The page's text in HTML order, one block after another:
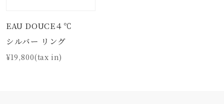
EAU DOUCE４℃
シルバー リング
¥19,800(tax in)